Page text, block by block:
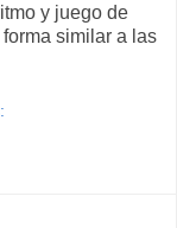
y juego de
similar a las